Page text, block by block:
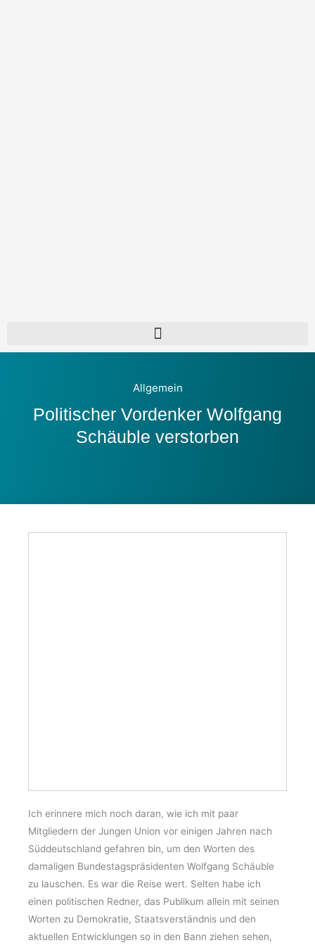
Allgemein
Politischer Vordenker Wolfgang
Schäuble verstorben
Ich erinnere mich noch daran, wie ich mit paar
Mitgliedern der Jungen Union vor einigen Jahren nach
Süddeutschland gefahren bin, um den Worten des
damaligen Bundestagspräsidenten Wolfgang Schäuble
zu lauschen. Es war die Reise wert. Selten habe ich
einen politischen Redner, das Publikum allein mit seinen
Worten zu Demokratie, Staatsverständnis und den
aktuellen Entwicklungen so in den Bann ziehen sehen,